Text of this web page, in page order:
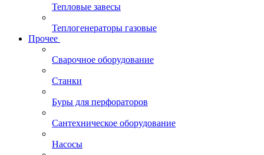
Тепловые завесы
Теплогенераторы газовые
Прочее
Сварочное оборудование
Станки
Буры для перфораторов
Сантехническое оборудование
Насосы